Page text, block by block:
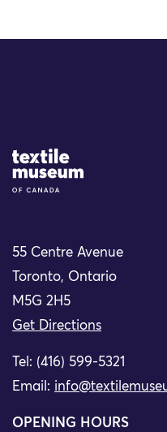
Site Logo
55 Centre Avenue
Toronto, Ontario
M5G 2H5
Get Directions
Tel: (416) 599-5321
Email:
OPENING HOURS